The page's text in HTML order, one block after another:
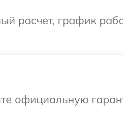
расчет, график
официальную